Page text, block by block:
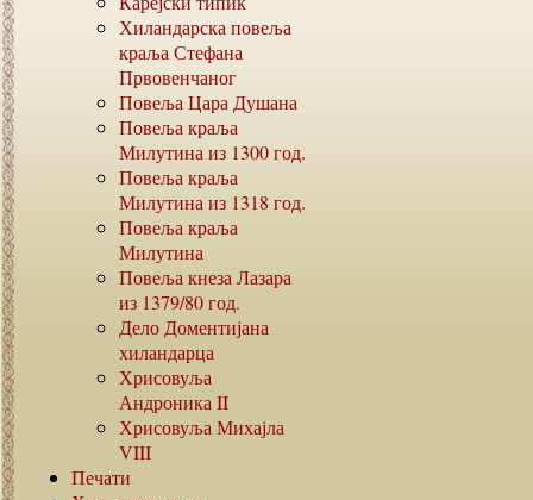
Хиландарска повеља
краља Стефана
Првовенчаног
Повеља Цара Душана
Повеља краља
Милутина из 1300год.
Повеља краља
Милутина из 1318 год.
Повеља краља
Милутина
Повеља кнеза Лазара
из 1379/80год.
Дело Доментијана
хиландарца
Хрисовуља
Андроника II
Хрисовуља Михајла
VIII
Печати